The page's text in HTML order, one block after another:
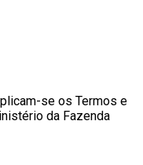
se os Termos e
da Fazenda